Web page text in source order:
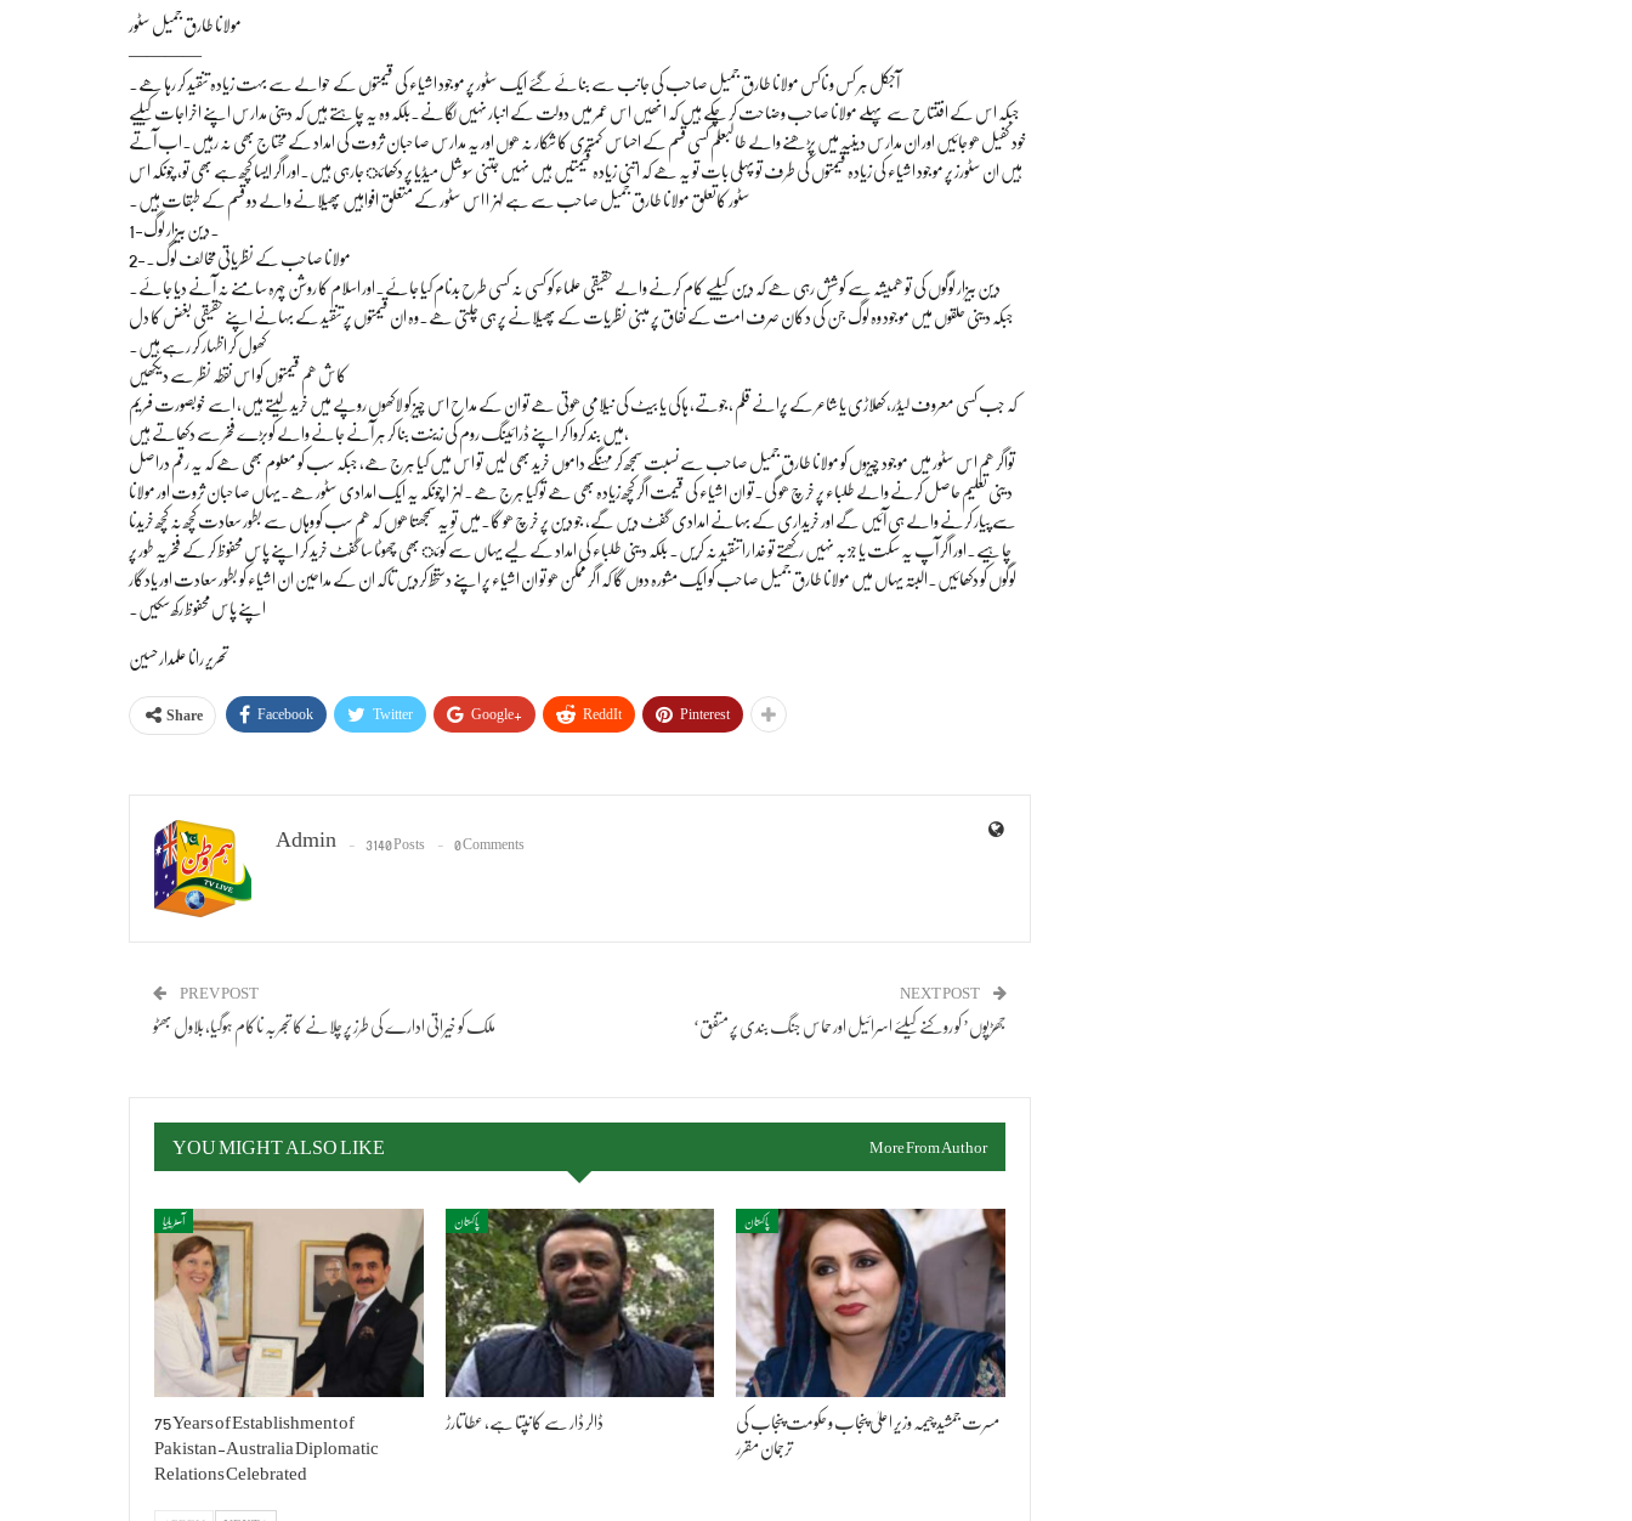
مولانا طارق جمیل سٹور
————
آجکل ہر کس و ناکس مولانا طارق جمیل صاحب کی جانب سے بنائے گئے ایک سٹور پر موجود اشیاء کی قیمتوں کے حوالے سے بہت زیادہ تنقید کر رہا ھے۔
جبکہ اس کے افتتاح سے پہلے مولانا صاحب وضاحت کر چکے ہیں کہ انھیں اس عمر میں دولت کے انبار نہیں لگانے۔بلکہ وہ یہ چاہتے ہیں کہ دینی مدارس اپنے اخراجات کیلیے
خود کفیل ھو جائیں اور ان مدارس دینیہ میں پڑھنے والے طالبعلم کسی قسم کے احساس کمتری کا شکار نہ ھوں اور یہ مدارس صاحبان ثروت کی امداد کے محتاج بھی نہ رہیں۔اب آتے
ہیں ان سٹورز پر موجود اشیاء کی زیادہ قیمتوں کی طرف تو پہلی بات تو یہ ھے کہ اتنی زیادہ قیمتیں ہیں نہیں جتنی سوشل میڈیا پر دکھائ جارہی ہیں۔اور اگر ایسا کچھ ہے بھی تو، چونکہ اس
سٹور کاتعلق مولانا طارق جمیل صاحب سے ہے لہزا اس سٹور کے متعلق افواہیں پھیلانے والے دو قسم کے طبقات ہیں۔
1-دین بیزار لوگ.
2-مولانا صاحب کے نظریاتی مخالف لوگ۔
دین بیزار لوگوں کی تو ھمیشہ سے کوشش رہی ھے کہ دین کیلیے کام کرنے والے حقیقی علماءکو کسی نہ کسی طرح بدنام کیا جائے۔اور اسلام کا روشن چہرہ سامنے نہ آنے دیا جائے۔
جبکہ دینی حلقوں میں موجود وہ لوگ جن کی دکان صرف امت کے نفاق پر مبنی نظریات کے پھیلانے پر ہی چلتی ھے۔وہ ان قیمتوں پر تنقید کے بہانے اپنے حقیقی بغض کا دل
کھول کر اظہار کر رہے ہیں۔
کاش ھم قیمتوں کو اس نقطہ نظر سے دیکھیں
کہ جب کسی معروف لیڈر، کھلاڑی یا شاعر کے پرانے قلم ،جوتے، ہاکی یا بیٹ کی نیلامی ھوتی ھے تو ان کے مداح اس چیز کو لاکھوں روپے میں خرید لیتے ہیں، اسے خوبصورت فریم
میں بند کروا کر اپنے ڈرائینگ روم کی زینت بنا کر ہر آنے جانے والے کوبڑے فخر سے دکھاتے ہیں،
تواگر ھم اس سٹور میں موجود چیزوں کو مولانا طارق جمیل صاحب سے نسبت سمجھ کر مہنگے داموں خرید بھی لیں تو اس میں کیا ہرج ھے، جبکہ سب کو معلوم بھی ھے کہ یہ رقم دراصل
دینی تعلیم حاصل کرنے والے طلباء پر خرچ ھو گی۔تو ان اشیاء کی قیمت اگر کچھ زیادہ بھی ھے تو کیا ہرج ھے۔لہزا چونکہ یہ ایک امدادی سٹور ھے۔یہاں صاحبان ثروت اور مولانا
سے پیار کرنے والے ہی آئیں گے اور خریداری کے بہانے امدادی گفٹ دیں گے، جو دین پر خرچ ھو گا۔میں تو یہ سمجھتا ھوں کہ ھم سب کو وہاں سے بطور سعادت کچھ نہ کچھ خریدنا
چاہیے۔اور اگر آپ یہ سکت یا جزبہ نہیں رکھتے تو خدا را تنقید نہ کریں۔ بلکہ دینی طلباء کی امداد کے لیے یہاں سے کوئ بھی چھوٹا سا گفٹ خرید کر اپنے پاس محفوظ کر کے فخریہ طور پر
لوگوں کو دکھائیں۔البتہ یہاں میں مولانا طارق جمیل صاحب کو ایک مشورہ دوں گا کہ اگر ممکن ھو تو ان اشیاء پر اپنے دستخط کردیں تاکہ ان کے مداحین ان اشیاء کو بطور سعادت اور یادگار
اپنے پاس محفوظ رکھ سکیں۔
تحریر رانا علمدار حسین
Share Facebook Twitter Google+ ReddIt Pinterest
Admin 3140 Posts 0 Comments
PREV POST
ملک کو خیراتی ادارے کی طرز پر چلانے کا تجربہ ناکام ہوگیا، بلاول بھٹو
NEXT POST
‘جھڑپوں’ کو روکنے کیلئے اسرائیل اور حماس جنگ بندی پر متفق
YOU MIGHT ALSO LIKE More From Author
آسٹریلیا
75 Years of Establishment of
Pakistan-Australia Diplomatic
Relations Celebrated
پاکستان
ڈالر ڈار سے کانپتا ہے، عطا تارڑ
پاکستان
مسرت جمشید چیمہ وزیر اعلیٰ پنجاب و حکومت پنجاب کی
ترجمان مقرر